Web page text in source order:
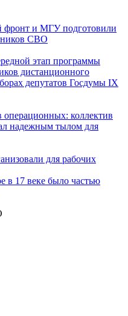
и МГУ подготовили
СВО
этап программы
дистанционного
депутатов Госдумы IX
операционных: коллектив
надежным тылом для
для рабочих
в 17 веке было частью